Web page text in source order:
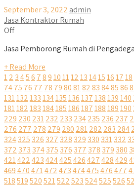
September 3, 2022 admin
Jasa Kontraktor Rumah
Off
Jasa Pemborong Rumah di
+ Read More
12 3456 789101112131415161718
7475 76 77 78 7980818283848586
131132133134135136137138139140
181182183184185186187188189190
229 230 231232 233 234235 236 237
276 277 278 279 280 281282 283 284
324325 326 327 328 329 330 331332
372 373 374375 376 377 378 379 380
421422423424425426427428429
469470471472473474475476477
518519520521522523524525526